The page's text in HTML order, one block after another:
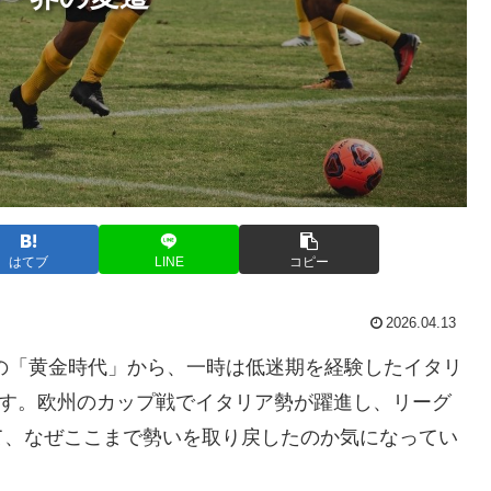
はてブ LINE コピー
2026.04.13
黄金時代」から、一時は低迷期を経験したイタリ
。欧州のカップ戦でイタリア勢が躍進し、リーグ
なぜここまで勢いを取り戻したのか気になってい